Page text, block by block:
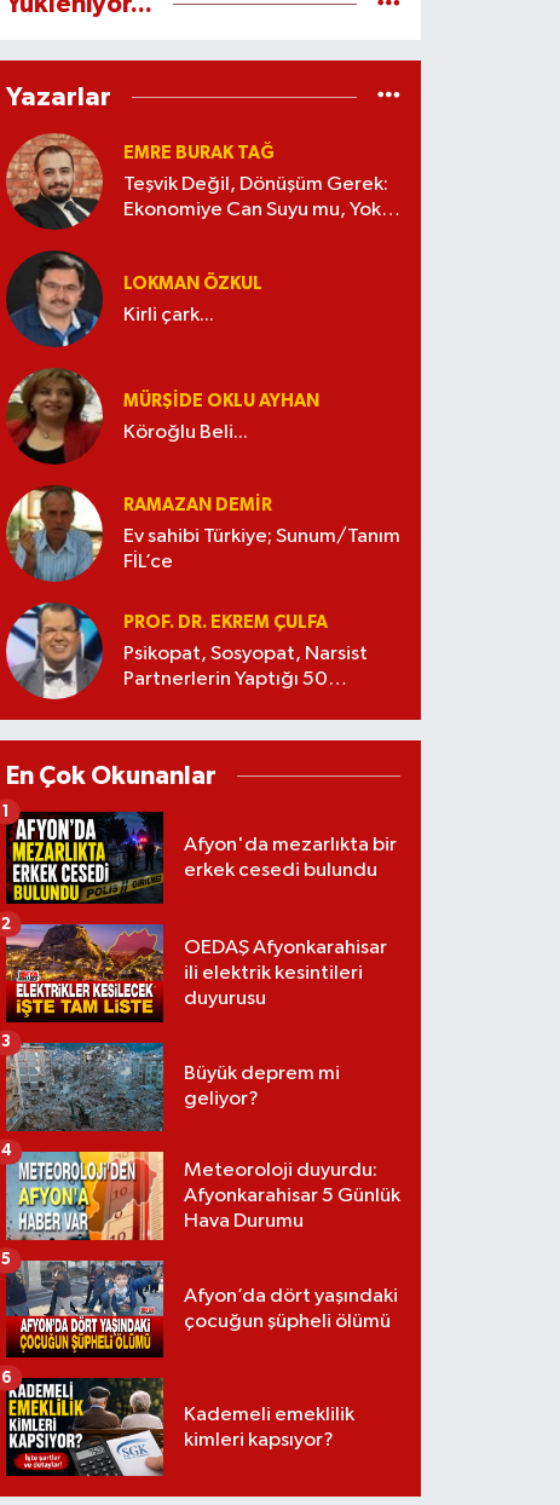
Yazarlar
EMRE BURAK TAĞ
Teşvik Değil, Dönüşüm Gerek:
Ekonomiye Can Suyu mu, Yoksa
LOKMAN ÖZKUL
Kirli çark...
MÜRŞIDE OKLU AYHAN
Köroğlu Beli...
RAMAZAN DEMİR
Ev sahibi Türkiye; Sunum/Tanım
FİL’ce
PROF. DR. EKREM ÇULFA
Psikopat, Sosyopat, Narsist
Partnerlerin Yaptığı 50
En Çok Okunanlar
Afyon'da mezarlıkta bir
erkek cesedi bulundu
1
OEDAŞ Afyonkarahisar
ili elektrik kesintileri
duyurusu
2
Büyük deprem mi
geliyor?
3
Meteoroloji duyurdu:
Afyonkarahisar 5 Günlük
Hava Durumu
4
Afyon’da dört yaşındaki
çocuğun şüpheli ölümü
5
Kademeli emeklilik
kimleri kapsıyor?
6